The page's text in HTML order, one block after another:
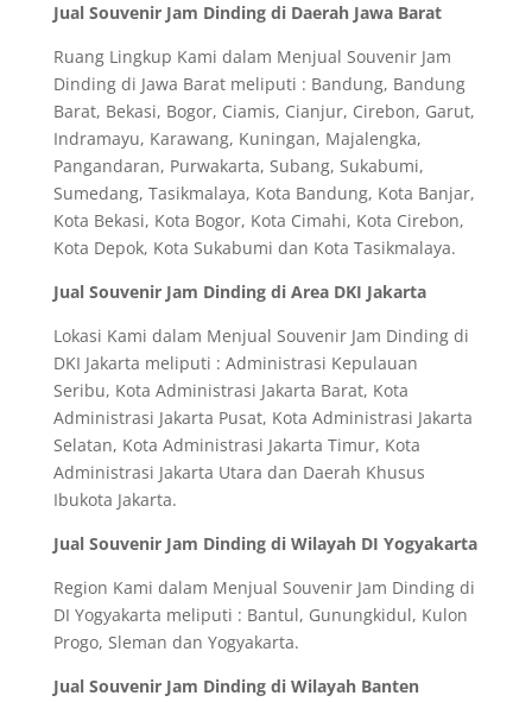
Jual Souvenir Jam Dinding di Daerah Jawa Barat
Ruang Lingkup Kami dalam Menjual Souvenir Jam
Dinding di Jawa Barat meliputi : Bandung, Bandung
Barat, Bekasi, Bogor, Ciamis, Cianjur, Cirebon, Garut,
Indramayu, Karawang, Kuningan, Majalengka,
Pangandaran, Purwakarta, Subang, Sukabumi,
Sumedang, Tasikmalaya, Kota Bandung, Kota Banjar,
Kota Bekasi, Kota Bogor, Kota Cimahi, Kota Cirebon,
Kota Depok, Kota Sukabumi dan Kota Tasikmalaya.
Jual Souvenir Jam Dinding di Area DKI Jakarta
Lokasi Kami dalam Menjual Souvenir Jam Dinding di
DKI Jakarta meliputi : Administrasi Kepulauan
Seribu, Kota Administrasi Jakarta Barat, Kota
Administrasi Jakarta Pusat, Kota Administrasi Jakarta
Selatan, Kota Administrasi Jakarta Timur, Kota
Administrasi Jakarta Utara dan Daerah Khusus
Ibukota Jakarta.
Jual Souvenir Jam Dinding di Wilayah DI Yogyakarta
Region Kami dalam Menjual Souvenir Jam Dinding di
DI Yogyakarta meliputi : Bantul, Gunungkidul, Kulon
Progo, Sleman dan Yogyakarta.
Jual Souvenir Jam Dinding di Wilayah Banten